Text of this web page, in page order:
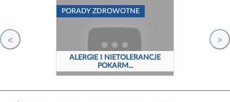
PORADY ZDROWOTNE
ALERGIE I NIETOLERANCJE
POKARM...
< >